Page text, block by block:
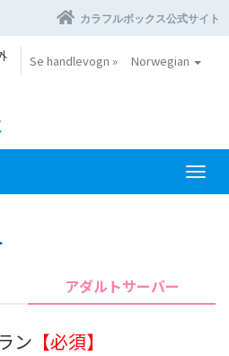
カラフルボックス公式サイト
Se handlevogn »
Norwegian
B
y
i
アダルトサーバー
ン 【必須】